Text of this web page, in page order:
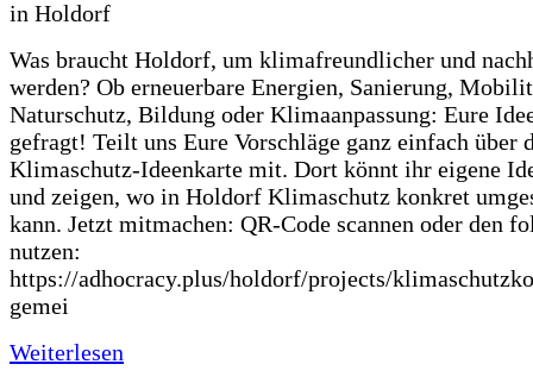
Was braucht Holdorf, um klimafreundlicher und
werden? Ob erneuerbare Energien, Sanierung,
Naturschutz, Bildung oder Klimaanpassung: Eure
gefragt! Teilt uns Eure Vorschläge ganz einfach über
Klimaschutz-Ideenkarte mit. Dort könnt ihr eigene
und zeigen, wo in Holdorf Klimaschutz konkret
kann. Jetzt mitmachen: QR-Code scannen oder den
nutzen:
https://adhocracy.plus/holdorf/projects/
gemei
Weiterlesen